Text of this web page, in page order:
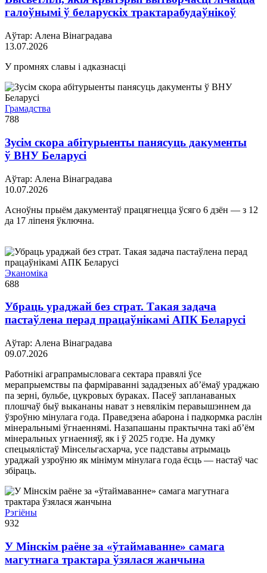
галоўнымі ў беларускіх трактарабудаўнікоў
Аўтар: Алена Вінаградава
13.07.2026
У промнях славы і адказнасці
Грамадства
788
Зусім скора абітурыенты панясуць дакументы
ў ВНУ Беларусі
Аўтар: Алена Вінаградава
10.07.2026
Асноўны прыём дакументаў працягнецца ўсяго 6 дзён — з 12
да 17 ліпеня ўключна.
Эканоміка
688
Убраць ураджай без страт. Такая задача
пастаўлена перад працаўнікамі АПК Беларусі
Аўтар: Алена Вінаградава
09.07.2026
Работнікі аграпрамысловага сектара правялі ўсе
мерапрыемствы па фарміраванні зададзеных аб’ёмаў ураджаю
па зерні, бульбе, цукровых бураках. Пасеў запланаваных
плошчаў быў выкананы нават з невялікім перавышэннем да
ўзроўню мінулага года. Праведзена абарона і падкормка раслін
мінеральнымі ўгнаеннямі. Назапашаны практычна такі аб’ём
мінеральных угнаенняў, як і ў 2025 годзе. На думку
спецыялістаў Мінсельгасхарча, усе падставы атрымаць
ураджай узроўню як мінімум мінулага года ёсць — настаў час
збіраць.
Рэгіёны
932
У Мінскім раёне за «ўтаймаванне» самага
магутнага трактара ўзялася жанчына